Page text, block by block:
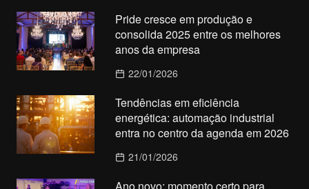
Pride cresce em produção e
consolida 2025 entre os melhores
anos da empresa
22/01/2026
Tendências em eficiência
energética: automação industrial
entra no centro da agenda em 2026
21/01/2026